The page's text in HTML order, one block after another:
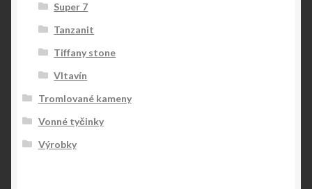
Super 7
Tanzanit
Tiffany stone
Vltavín
Tromlované kameny
Vonné tyčinky
Výrobky